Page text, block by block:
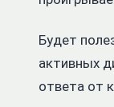
Будет
активных
ответа от